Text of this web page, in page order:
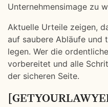
Unternehmensimage zu
Aktuelle Urteile zeigen,
auf saubere Abläufe und
legen. Wer die
vorbereitet und alle
der sicheren Seite.